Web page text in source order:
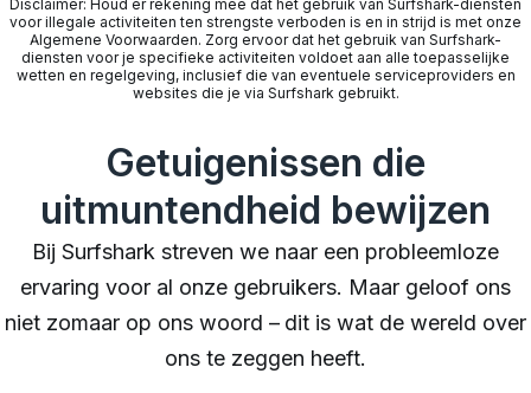
Disclaimer: Houd er rekening mee dat het gebruik van Surfshark-diensten
voor illegale activiteiten ten strengste verboden is en in strijd is met onze
Algemene Voorwaarden. Zorg ervoor dat het gebruik van Surfshark-
diensten voor je specifieke activiteiten voldoet aan alle toepasselijke
wetten en regelgeving, inclusief die van eventuele serviceproviders en
websites die je via Surfshark gebruikt.
Getuigenissen die
uitmuntendheid bewijzen
Bij Surfshark streven we naar een probleemloze
ervaring voor al onze gebruikers. Maar geloof ons
niet zomaar op ons woord – dit is wat de wereld over
ons te zeggen heeft.